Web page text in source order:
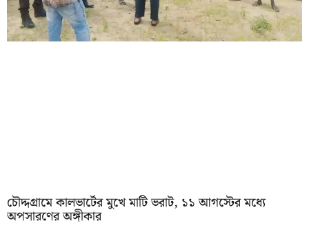
চৌদ্দগ্রামে কালভার্টের মুখে মাটি ভরাট, ১১ আগস্টের মধ্যে
অপসারণের অঙ্গীকার